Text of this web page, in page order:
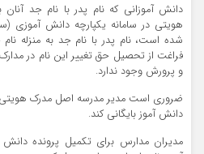
دانش آموزانی که نام پدر با نام جد آنان
هویتی در سامانه یکپارچه دانش آموزی
شده است، نام پدر با نام جد به منزله
فراغت از تحصیل حق تغییر این نام در
و پرورش وجود ندارد.
ضروری است مدیر مدرسه اصل مدرک هویتی
دانش آموز بایگانی کند.
مدیران مدارس برای تکمیل پرونده دانش